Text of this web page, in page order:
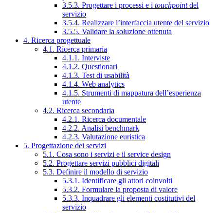
3.5.3. Progettare i processi e i touchpointdel
servizio
3.5.4. Realizzare l’interfaccia utente del servizio
3.5.5. Validare la soluzione ottenuta
4. Ricerca progettuale
4.1. Ricerca primaria
4.1.1. Interviste
4.1.2. Questionari
4.1.3. Test di usabilità
4.1.4. Web analytics
4.1.5. Strumenti di mappatura dell’esperienza
utente
4.2. Ricerca secondaria
4.2.1. Ricerca documentale
4.2.2. Analisi benchmark
4.2.3. Valutazione euristica
5. Progettazione dei servizi
5.1. Cosa sono i servizi e il service design
5.2. Progettare servizi pubblici digitali
5.3. Definire il modello di servizio
5.3.1. Identificare gli attori coinvolti
5.3.2. Formulare la proposta di valore
5.3.3. Inquadrare gli elementi costitutivi del
servizio